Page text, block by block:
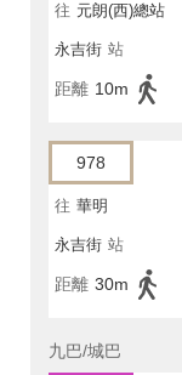
往 元朗(西)總站
永吉街 站
距離 10m
978
往 華明
永吉街 站
距離 30m
九巴/城巴